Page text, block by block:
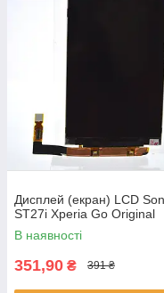
Дисплей (екран) LCD
ST27i Xperia Go Original
В наявності
351,90 ₴ 391 ₴